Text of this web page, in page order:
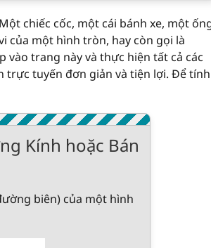
chiếc cốc, một cái bánh xe, một
của một hình tròn, hay còn gọi là
trang này và thực hiện tất cả các
trực tuyến đơn giản và tiện lợi. Để tính
Kính hoặc Bán
biên) của một hình